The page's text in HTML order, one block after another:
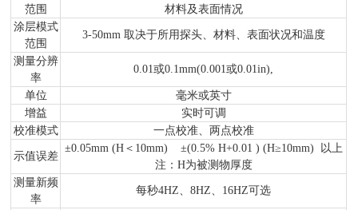
范围
材料及表面情况
涂层模式
范围
3-50mm 取决于所用探头、材料、表面状况和温度
测量分辨
率
0.01或0.1mm(0.001或0.01in),
单位
毫米或英寸
增益
实时可调
校准模式
一点校准、两点校准
示值误差
±0.05mm (H＜10mm) ±(0.5% H+0.01 ) (H≥10mm)
以上
注：H为被测物厚度
测量新频
率
每秒4HZ、8HZ、16HZ可选